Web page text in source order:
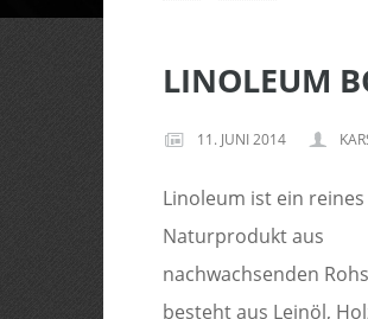
LINOLEUM
11. JUNI 2014
Linoleum ist ein reines
Naturprodukt aus
nachwachsenden
besteht aus Leinöl,